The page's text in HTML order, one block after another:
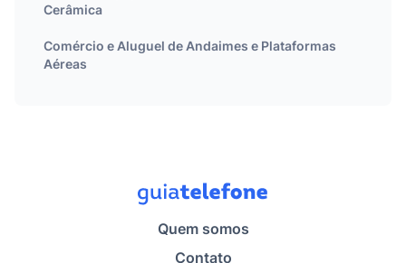
Cerâmica
Comércio e Aluguel de Andaimes e Plataformas
Aéreas
Quem somos
Contato